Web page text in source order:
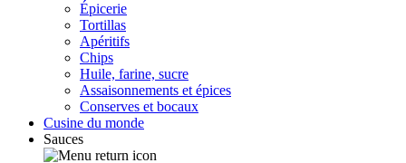
Épicerie
Tortillas
Apéritifs
Chips
Huile, farine, sucre
Assaisonnements et épices
Conserves et bocaux
Cusine du monde
Sauces